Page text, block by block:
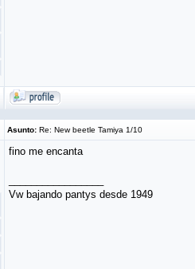
Asunto: Re: New beetle Tamiya 1/10
fino me encanta
Vw bajando pantys desde 1949